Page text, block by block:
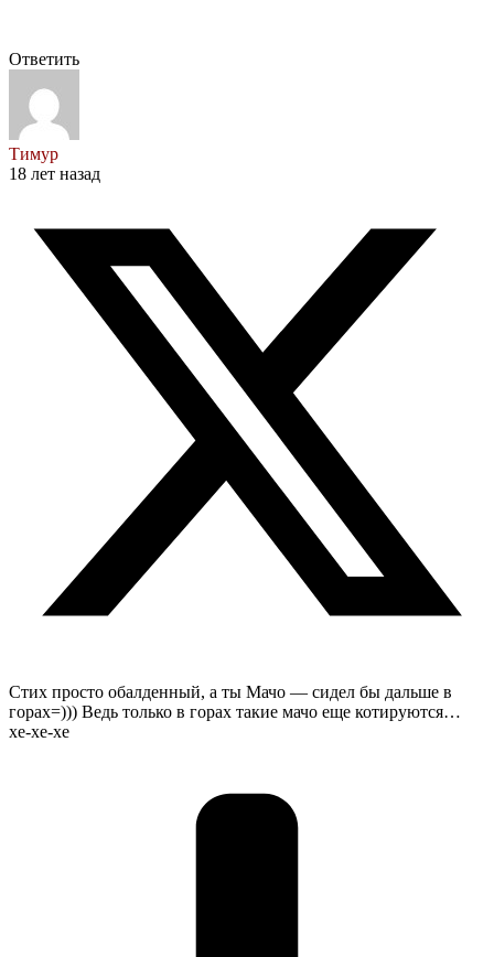
Ответить
Тимур
18 лет назад
Стих просто обалденный, а ты Мачо — сидел бы дальше в
горах=))) Ведь только в горах такие мачо еще котируются…
хе-хе-хе